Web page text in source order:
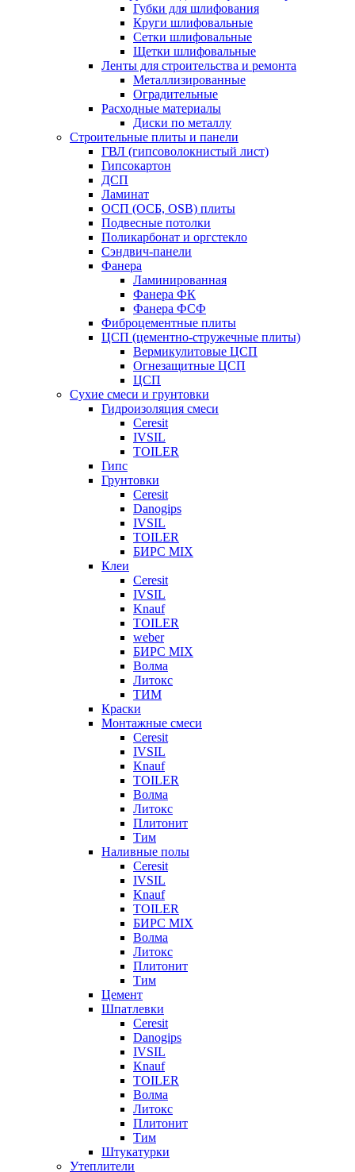
Губки для шлифования
Круги шлифовальные
Сетки шлифовальные
Щетки шлифовальные
Ленты для строительства и ремонта
Металлизированные
Оградительные
Расходные материалы
Диски по металлу
Строительные плиты и панели
ГВЛ (гипсоволокнистый лист)
Гипсокартон
ДСП
Ламинат
ОСП (ОСБ, OSB) плиты
Подвесные потолки
Поликарбонат и оргстекло
Сэндвич-панели
Фанера
Ламинированная
Фанера ФК
Фанера ФСФ
Фиброцементные плиты
ЦСП (цементно-стружечные плиты)
Вермикулитовые ЦСП
Огнезащитные ЦСП
ЦСП
Сухие смеси и грунтовки
Гидроизоляция смеси
Ceresit
IVSIL
TOILER
Гипс
Грунтовки
Ceresit
Danogips
IVSIL
TOILER
БИРС MIX
Клеи
Ceresit
IVSIL
Knauf
TOILER
weber
БИРС MIX
Волма
Литокс
ТИМ
Краски
Монтажные смеси
Ceresit
IVSIL
Knauf
TOILER
Волма
Литокс
Плитонит
Тим
Наливные полы
Ceresit
IVSIL
Knauf
TOILER
БИРС MIX
Волма
Литокс
Плитонит
Тим
Цемент
Шпатлевки
Ceresit
Danogips
IVSIL
Knauf
TOILER
Волма
Литокс
Плитонит
Тим
Штукатурки
Утеплители